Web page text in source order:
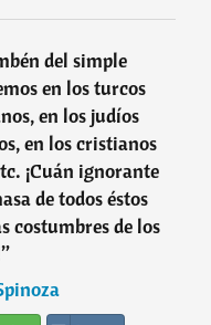
del simple
en los turcos
en los judíos
en los cristianos
¡Cuán ignorante
de todos éstos
costumbres de los
”